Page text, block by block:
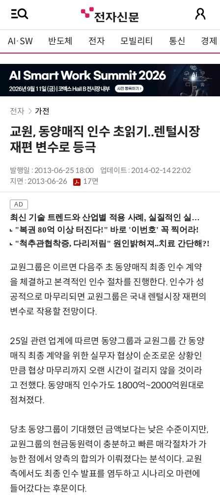
AI·SW 반도체 전자 모빌리티 통신 경제
전자 가전
교원, 동양매직 인수 초읽기..렌털시장
재편 변수로 등극
발행일 : 2013-06-25 18:00
업데이트 : 2014-02-14 22:02
지면 :2013-06-26 17면
최신 기술 트렌드와 산업별 적용 사례, 실질적인 실행 전략을 공유 (9/18 양재역)
교원그룹은 이르면 다음주 초 동양매직 최종 인수 계약
을 체결하고 본격적인 인수 절차를 진행한다. 인수가 성
공적으로 마무리되면 교원그룹은 국내 렌털시장 재편의
변수로 작용할 전망이다.
25일 관련 업계에 따르면 동양그룹과 교원그룹 간 동양
매직 최종 계약을 위한 실무자 협상이 순조로운 상황인
만큼 협상 마무리까지 오랜 시간이 걸리지 않을 것이라
고 전했다. 동양매직 인수가도 1800억~2000억원대로
점쳐졌다.
당초 동양그룹이 기대했던 금액보다는 낮은 수준이지만,
교원그룹의 현금동원력이 충분하고 빠른 매각절차가 가
능한 점에서 양측의 합의가 이뤄졌다는 분석이다. 교원
측에서도 최종 인수 발표를 염두하고 시나리오 마련에
들어갔다는 후문이다.